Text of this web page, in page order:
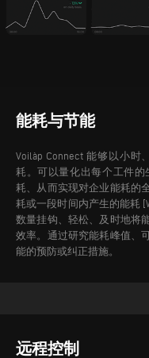
能耗与节能
Voilàp Connect 能够以小
耗。可以量化出每个工件
耗、从而实现对企业能耗的
耗或一段时间内产生的能耗
数量挂钩、轻松、及时地将
效率。通过研究能耗峰值、
能的预防或纠正措施。
远程控制